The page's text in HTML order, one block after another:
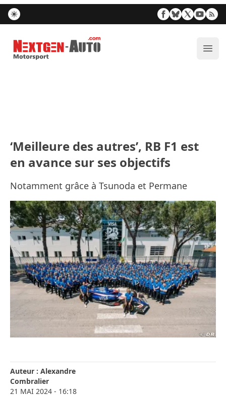
Nextgen-Auto.com
‘Meilleure des autres’, RB F1 est
en avance sur ses objectifs
Notamment grâce à Tsunoda et Permane
Auteur : Alexandre
Combralier
21 MAI 2024 - 16:18